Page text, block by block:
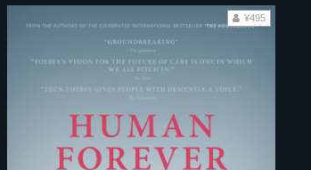
¥495